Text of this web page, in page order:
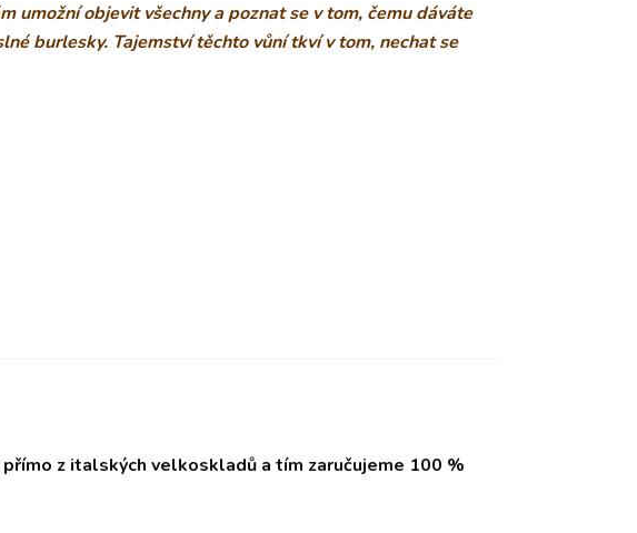
umožní objevit všechny a poznat se v tom, čemu dáváte
burlesky. Tajemství těchto vůní tkví v tom, nechat se
z italských velkoskladů a tím zaručujeme 100 %